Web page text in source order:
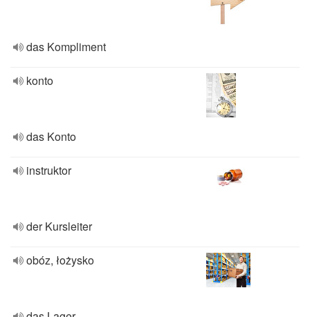
das Kompliment
konto
das Konto
instruktor
der Kursleiter
obóz, łożysko